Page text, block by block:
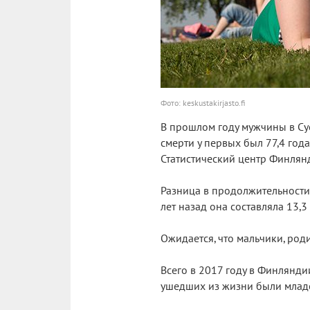
Фото: keskustakirjasto.fi
В прошлом году мужчины в
смерти у первых был 77,4
Статистический центр
Разница в
лет назад она составляла
Ожидается, что мальчики,
Всего в 2017 году в
ушедших из жизни были